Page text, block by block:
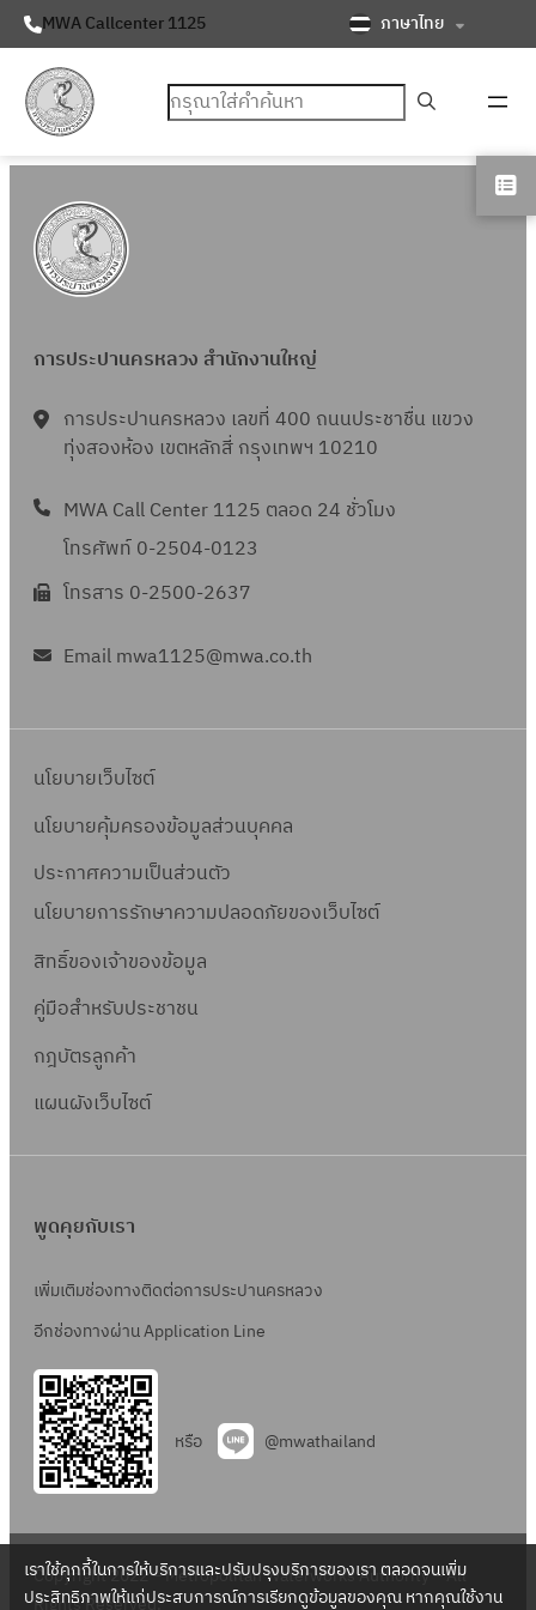
MWA Callcenter 1125 ภาษาไทย
ค้นหา
การประปานครหลวง สำนักงานใหญ่
การประปานครหลวง เลขที่ 400 ถนนประชาชื่น แขวง
ทุ่งสองห้อง เขตหลักสี่ กรุงเทพฯ 10210
MWA Call Center 1125 ตลอด 24 ชั่วโมง
โทรศัพท์ 0-2504-0123
โทรสาร 0-2500-2637
Email mwa1125@mwa.co.th
นโยบายเว็บไซต์
นโยบายคุ้มครองข้อมูลส่วนบุคคล
ประกาศความเป็นส่วนตัว
นโยบายการรักษาความปลอดภัยของเว็บไซต์
สิทธิ์ของเจ้าของข้อมูล
คู่มือสำหรับประชาชน
กฎบัตรลูกค้า
แผนผังเว็บไซต์
พูดคุยกับเรา
เพิ่มเติมช่องทางติดต่อการประปานครหลวง
อีกช่องทางผ่าน Application Line
หรือ @mwathailand
Copyright 2022 – Metropolitan Waterworks Authority – All
เราใช้คุกกี้ในการให้บริการและปรับปรุงบริการของเรา ตลอดจนเพิ่ม
ประสิทธิภาพให้แก่ประสบการณ์การเรียกดูข้อมูลของคุณ หากคุณใช้งาน